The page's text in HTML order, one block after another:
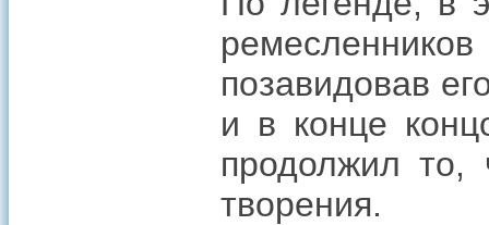
позавидовав
и в конце
продолжил то,
творения.